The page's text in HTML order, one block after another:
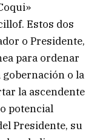
Estos dos
o Presidente,
para ordenar
gobernación o la
la ascendente
potencial
Presidente, su